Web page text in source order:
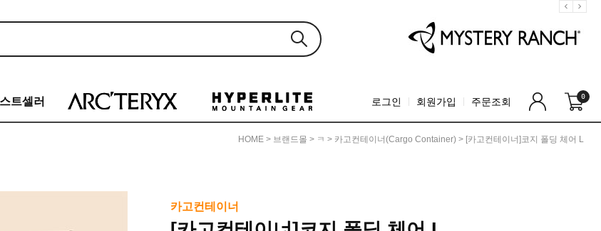
트셀러 로그인 회원가입 주문조회 0
HOME > 브랜드몰 > ㅋ > 카고컨테이너(Cargo Container) > [카고컨테이너]코지 폴딩 체어 L
카고컨테이너